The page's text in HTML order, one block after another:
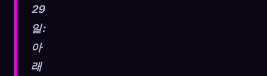
29
일:
아
래
🧬